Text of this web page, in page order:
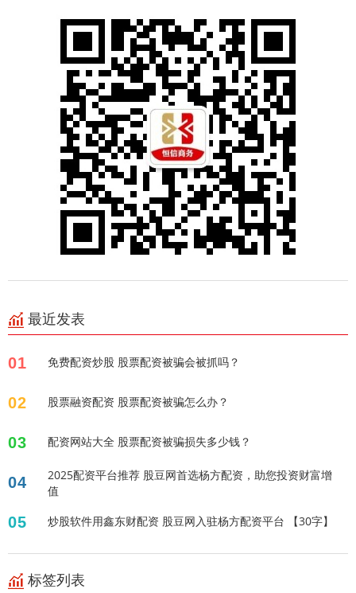
最近发表
01 免费配资炒股 股票配资被骗会被抓吗？
02 股票融资配资 股票配资被骗怎么办？
03 配资网站大全 股票配资被骗损失多少钱？
04
2025配资平台推荐 股豆网首选杨方配资，助您投资财富增
值
05 炒股软件用鑫东财配资 股豆网入驻杨方配资平台 【30字】
标签列表